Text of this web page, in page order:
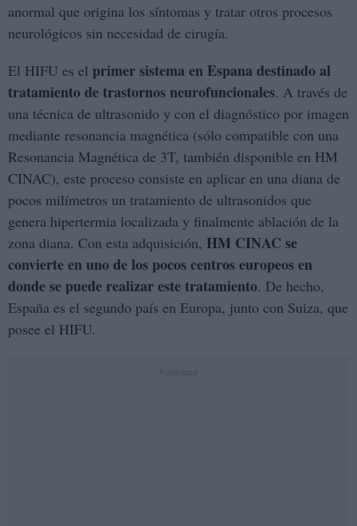
anormal que origina los síntomas y tratar otros procesos
neurológicos sin necesidad de cirugía.
El HIFU es el primer sistema en Espana destinado al
tratamiento de trastornos neurofuncionales. A través de
una técnica de ultrasonido y con el diagnóstico por imagen
mediante resonancia magnética (sólo compatible con una
Resonancia Magnética de 3T, también disponible en HM
CINAC), este proceso consiste en aplicar en una diana de
pocos milímetros un tratamiento de ultrasonidos que
genera hipertermia localizada y finalmente ablación de la
zona diana. Con esta adquisición, HM CINAC se
convierte en uno de los pocos centros europeos en
donde se puede realizar este tratamiento. De hecho,
España es el segundo país en Europa, junto con Suiza, que
posee el HIFU.